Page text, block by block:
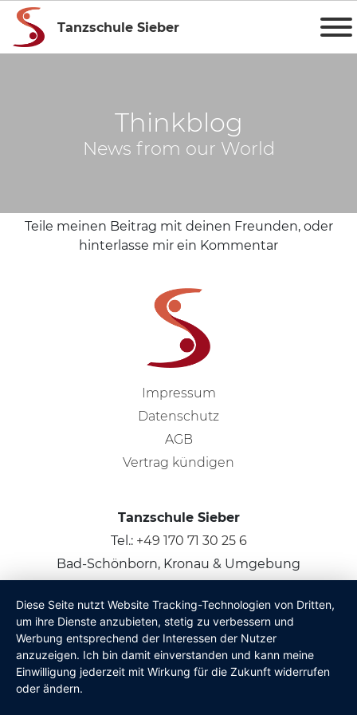
Tanzschule Sieber
Thinkblog
News from our World
Teile meinen Beitrag mit deinen Freunden, oder
hinterlasse mir ein Kommentar
Impressum
Datenschutz
AGB
Vertrag kündigen
Tanzschule Sieber
Tel.: +49 170 71 30 25 6
Bad-Schönborn, Kronau & Umgebung
© 2026 Claus Sieber
Diese Seite nutzt Website Tracking-Technologien von Dritten,
um ihre Dienste anzubieten, stetig zu verbessern und
Werbung entsprechend der Interessen der Nutzer
anzuzeigen. Ich bin damit einverstanden und kann meine
Einwilligung jederzeit mit Wirkung für die Zukunft widerrufen
oder ändern.